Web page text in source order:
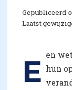
Gepubliceerd
Laatst
E en
hun